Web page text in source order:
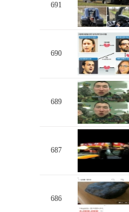
691
690
689
687
686